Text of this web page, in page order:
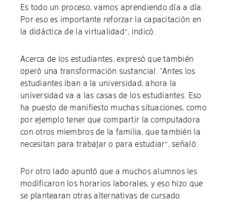
Es todo un proceso, vamos aprendiendo día a día.
Por eso es importante reforzar la capacitación en
la didáctica de la virtualidad”, indicó.
Acerca de los estudiantes, expresó que también
operó una transformación sustancial. “Antes los
estudiantes iban a la universidad, ahora la
universidad va a las casas de los estudiantes. Eso
ha puesto de manifiesto muchas situaciones, como
por ejemplo tener que compartir la computadora
con otros miembros de la familia, que también la
necesitan para trabajar o para estudiar”, señaló.
Por otro lado apuntó que a muchos alumnos les
modificaron los horarios laborales, y eso hizo que
se plantearan otras alternativas de cursado.